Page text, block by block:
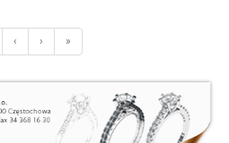
‹ › »